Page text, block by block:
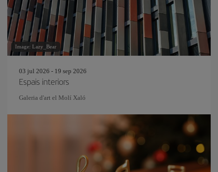
Image: Lazy_Bear
03 jul 2026 - 19 sep 2026
Espais interiors
Galeria d'art el Molí Xaló